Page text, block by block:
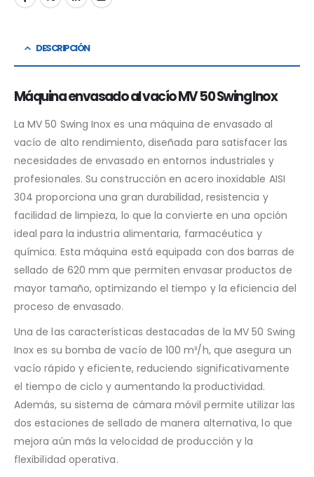
DESCRIPCIÓN
Máquina envasado al vacío MV 50 Swing Inox
La MV 50 Swing Inox es una máquina de envasado al
vacío de alto rendimiento, diseñada para satisfacer las
necesidades de envasado en entornos industriales y
profesionales. Su construcción en acero inoxidable AISI
304 proporciona una gran durabilidad, resistencia y
facilidad de limpieza, lo que la convierte en una opción
ideal para la industria alimentaria, farmacéutica y
química. Esta máquina está equipada con dos barras de
sellado de 620 mm que permiten envasar productos de
mayor tamaño, optimizando el tiempo y la eficiencia del
proceso de envasado.
Una de las características destacadas de la MV 50 Swing
Inox es su bomba de vacío de 100 m³/h, que asegura un
vacío rápido y eficiente, reduciendo significativamente
el tiempo de ciclo y aumentando la productividad.
Además, su sistema de cámara móvil permite utilizar las
dos estaciones de sellado de manera alternativa, lo que
mejora aún más la velocidad de producción y la
flexibilidad operativa.